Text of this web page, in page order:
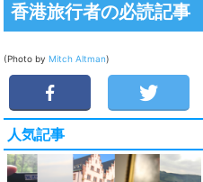
香港旅行者の必読記事
(Photo by Mitch Altman)
人気記事